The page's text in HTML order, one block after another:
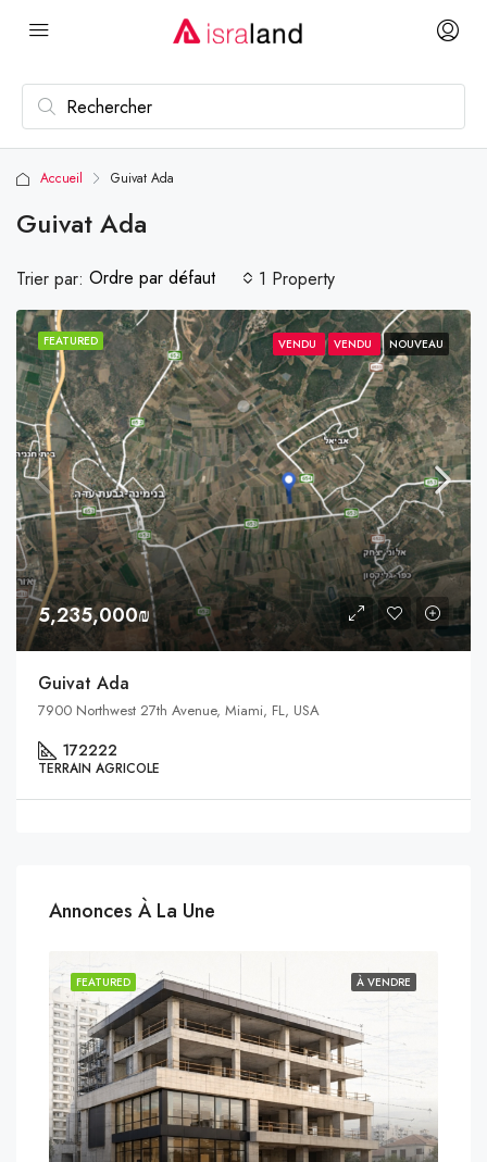
Accueil Guivat Ada
Guivat Ada
1 Property
Trier par: Ordre par défaut
FEATURED VENDU VENDU NOUVEAU
5,235,000₪
Guivat Ada
7900 Northwest 27th Avenue, Miami, FL, USA
172222
TERRAIN AGRICOLE
Annonces À La Une
À VENDRE
FEATURED